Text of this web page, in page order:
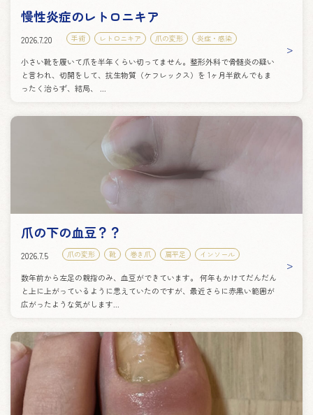
慢性炎症のレトロニキア
2026.7.20 手術 レトロニキア 爪の変形 炎症・感染
小さい靴を履いて爪を半年くらい切ってません。整形外科で骨髄炎の疑い
と言われ、切開をして、抗生物質（ケフレックス）を 1ヶ月半飲んでもま
ったく治らず、結局、 ...
爪の下の血豆？？
2026.7.5 爪の変形 靴 巻き爪 扁平足 インソール
数年前から左足の親指のみ、血豆ができています。 何年もかけてだんだん
と上に上がっているように思えていたのですが、最近さらに赤黒い範囲が
広がったような気がします...